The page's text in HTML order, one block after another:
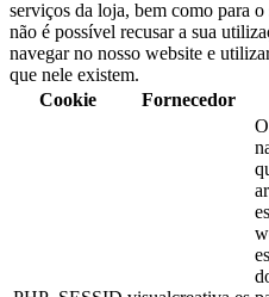
serviços da loja, bem como para
não é possível recusar a sua
navegar no nosso website e
que nele existem.
Cookie
Fornecedor